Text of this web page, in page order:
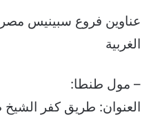
الغربية
– مول طنطا:
العنوان: طريق كفر